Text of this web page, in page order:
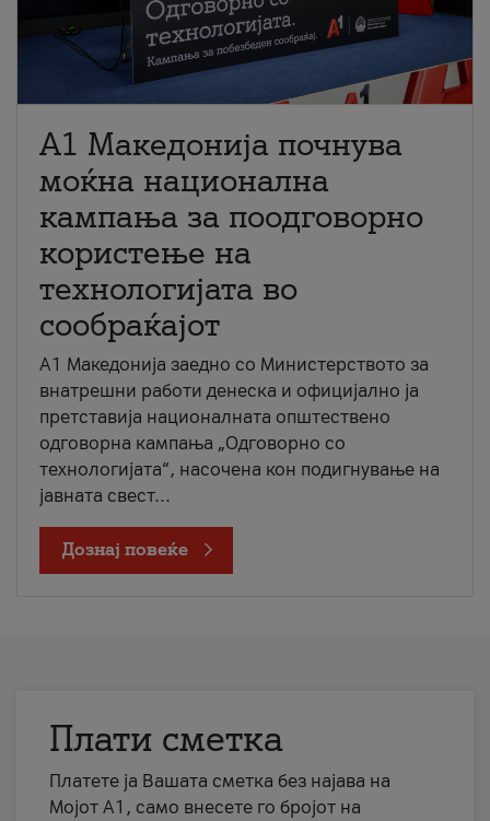
A1 Македонија почнува
моќна национална
кампања за поодговорно
користење на
технологијата во
сообраќајот
A1 Македонија заедно со Министерството за
внатрешни работи денеска и официјално ја
претставија националната општествено
одговорна кампања „Одговорно со
технологијата“, насочена кон подигнување на
јавната свест...
Дознај повеќе
Плати сметка
Платете ја Вашата сметка без најава на
Мојот А1, само внесете го бројот на